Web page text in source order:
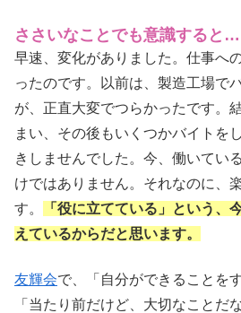
ささいなことでも意識すると…
早速、変化がありました。仕事へ
ったのです。以前は、製造工場で
が、正直大変でつらかったです。
まい、その後もいくつかバイトを
きしませんでした。今、働いてい
けではありません。それなのに、
す。
「役に立てている」という、
えているからだと思います。
友輝会で、「自分ができることを
「当たり前だけど、大切なことだ